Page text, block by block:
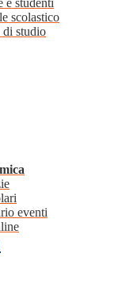
e studenti
scolastico
di studio
eventi